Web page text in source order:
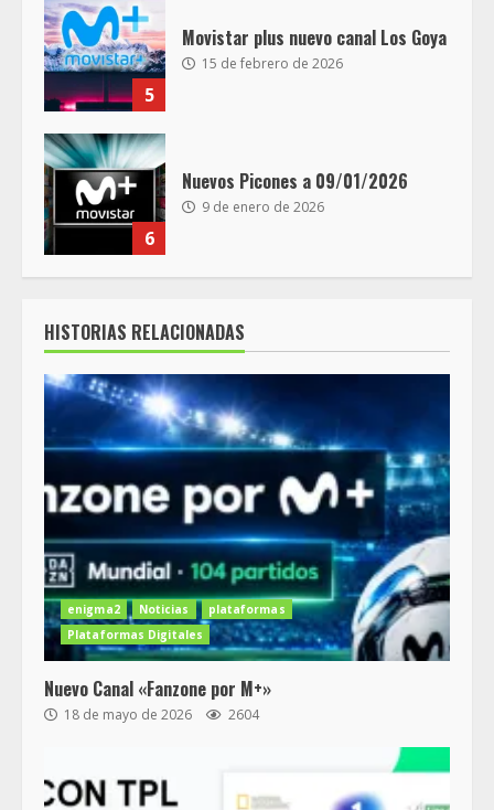
5
Movistar plus nuevo canal Los Goya
15 de febrero de 2026
6
Nuevos Picones a 09/01/2026
9 de enero de 2026
HISTORIAS RELACIONADAS
enigma2 Noticias
plataformas
Plataformas Digitales
Nuevo Canal «Fanzone por M+»
18 de mayo de 2026 2604